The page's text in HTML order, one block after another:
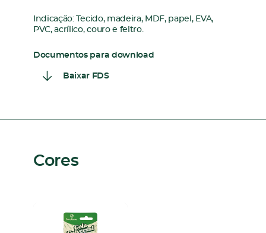
Indicação: Tecido, madeira, MDF, papel, EVA,
PVC, acrílico, couro e feltro.
Documentos para download
Baixar FDS
Cores